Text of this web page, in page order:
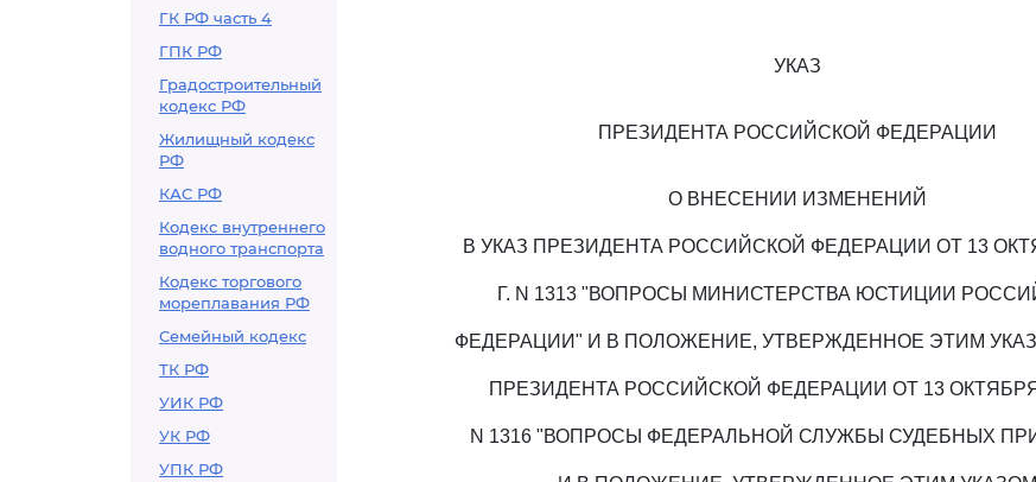
ГК РФ часть 4
ГПК РФ
Градостроительный
кодекс РФ
Жилищный кодекс
РФ
КАС РФ
Кодекс внутреннего
водного транспорта
Кодекс торгового
мореплавания РФ
Семейный кодекс
ТК РФ
УИК РФ
УК РФ
УПК РФ
УКАЗ
ПРЕЗИДЕНТА РОССИЙСКОЙ ФЕДЕРАЦИИ
О ВНЕСЕНИИ ИЗМЕНЕНИЙ
В УКАЗ ПРЕЗИДЕНТА РОССИЙСКОЙ ФЕДЕРАЦИИ ОТ 13
Г. N 1313 "ВОПРОСЫ МИНИСТЕРСТВА ЮСТИЦИИ
ФЕДЕРАЦИИ" И В ПОЛОЖЕНИЕ, УТВЕРЖДЕННОЕ ЭТИМ
ПРЕЗИДЕНТА РОССИЙСКОЙ ФЕДЕРАЦИИ ОТ 13 ОКТЯБРЯ
N 1316 "ВОПРОСЫ ФЕДЕРАЛЬНОЙ СЛУЖБЫ СУДЕБНЫХ